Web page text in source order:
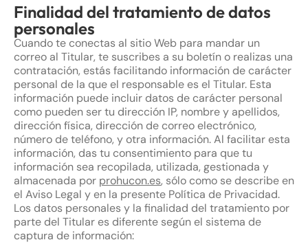
Finalidad del tratamiento de datos
personales
Cuando te conectas al sitio Web para mandar un
correo al Titular, te suscribes a su boletín o realizas una
contratación, estás facilitando información de carácter
personal de la que el responsable es el Titular. Esta
información puede incluir datos de carácter personal
como pueden ser tu dirección IP, nombre y apellidos,
dirección física, dirección de correo electrónico,
número de teléfono, y otra información. Al facilitar esta
información, das tu consentimiento para que tu
información sea recopilada, utilizada, gestionada y
almacenada por prohucon.es, sólo como se describe en
el Aviso Legal y en la presente Política de Privacidad.
Los datos personales y la finalidad del tratamiento por
parte del Titular es diferente según el sistema de
captura de información: